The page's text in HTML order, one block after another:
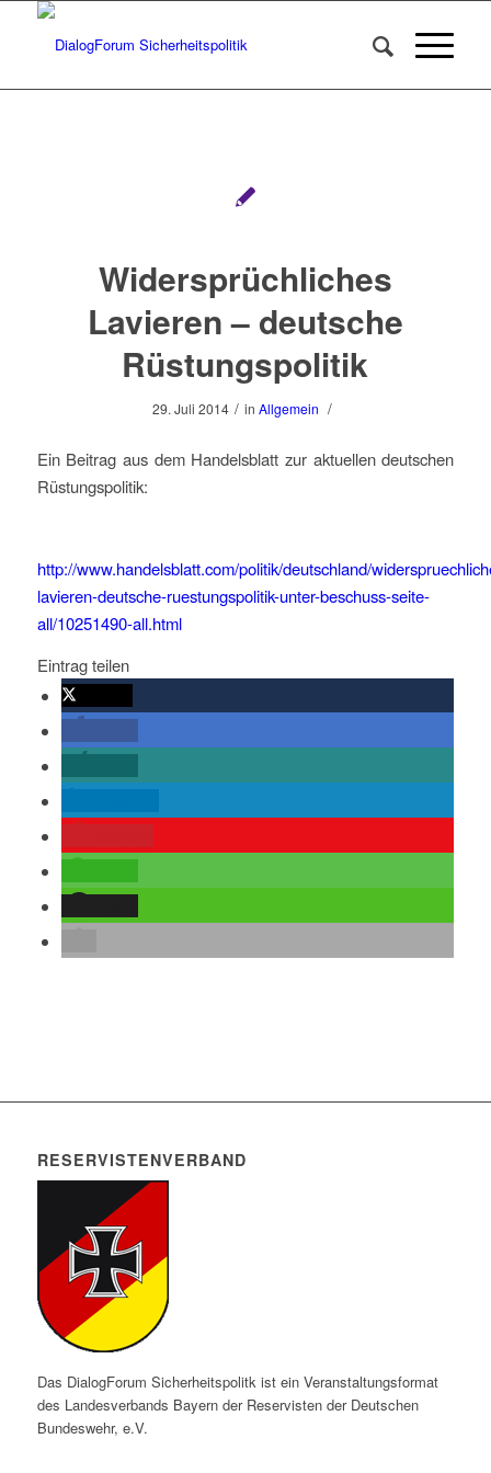
Widersprüchliches
Lavieren – deutsche
Rüstungspolitik
29. Juli 2014 / inAllgemein /
Ein Beitrag aus dem Handelsblatt zur aktuellen deutschen
Rüstungspolitik:
http://www.handelsblatt.com/politik/deutschland/
lavieren-deutsche-ruestungspolitik-unter-beschuss-seite-
all/10251490-all.html
Eintrag teilen
RESERVISTENVERBAND
Das DialogForum Sicherheitspolitk ist ein Veranstaltungsformat
des Landesverbands Bayern der Reservisten der Deutschen
Bundeswehr, e.V.